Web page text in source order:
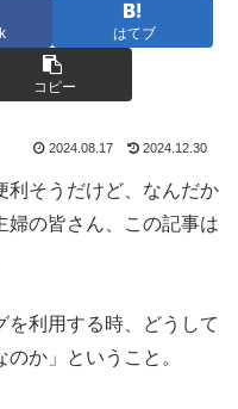
はてブ
コピー
2024.08.17 2024.12.30
利そうだけど、なんだか
の皆さん、この記事は
を利用する時、どうして
か」ということ。